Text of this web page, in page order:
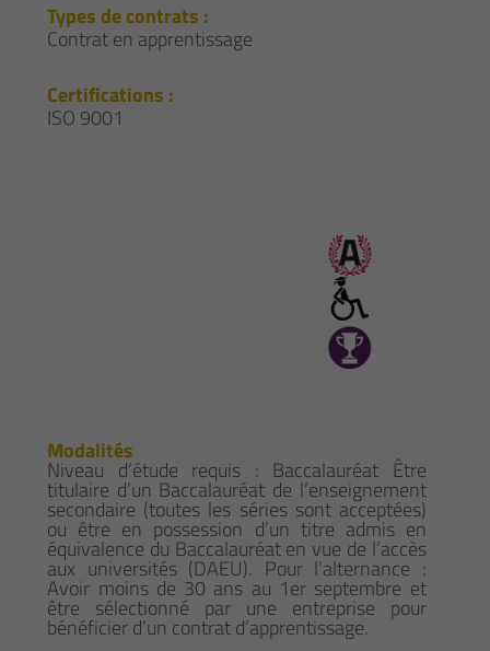
Types de contrats :
Contrat en apprentissage
Certifications :
ISO 9001
Modalités
Niveau d’étude requis : Baccalauréat Être
titulaire d’un Baccalauréat de l’enseignement
secondaire (toutes les séries sont acceptées)
ou être en possession d’un titre admis en
équivalence du Baccalauréat en vue de l’accès
aux universités (DAEU). Pour l’alternance :
Avoir moins de 30 ans au 1er septembre et
être sélectionné par une entreprise pour
bénéficier d’un contrat d’apprentissage.